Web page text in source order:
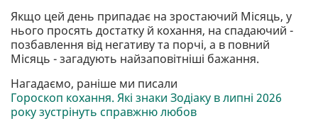
Якщо цей день припадає на зростаючий Місяць, у
нього просять достатку й кохання, на спадаючий -
позбавлення від негативу та порчі, а в повний
Місяць - загадують найзаповітніші бажання.
Нагадаємо, раніше ми писали
Гороскоп кохання. Які знаки Зодіаку в липні 2026
року зустрінуть справжню любов